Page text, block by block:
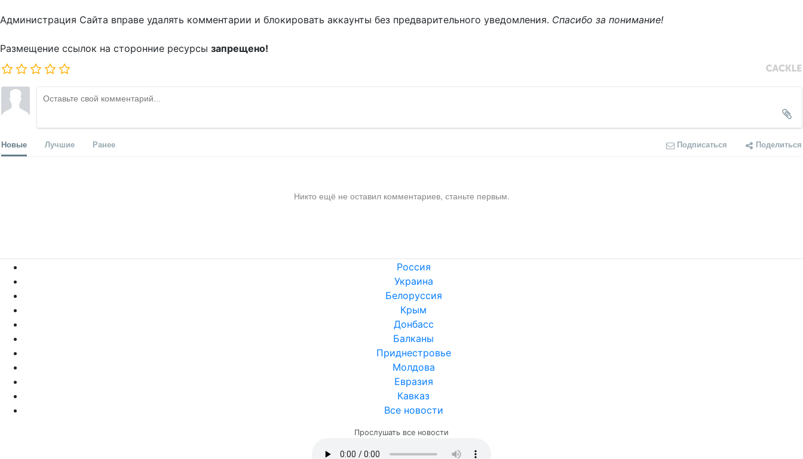
Администрация Сайта вправе удалять комментарии и блокировать аккаунты без предварительного уведомления. Спасибо за понимание!
Размещение ссылок на сторонние ресурсы запрещено!
Новые Лучшие Ранее Подписаться Поделиться
Никто ещё не оставил комментариев, станьте первым.
Россия
Украина
Белоруссия
Крым
Донбасс
Балканы
Приднестровье
Молдова
Евразия
Кавказ
Все новости
Прослушать все новости